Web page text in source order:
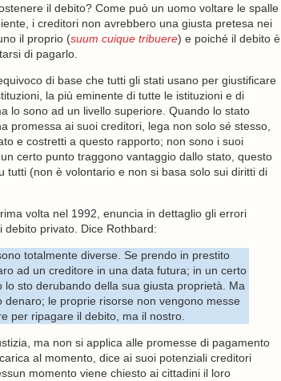
il debito? Come può un uomo voltare le spalle
i creditori non avrebbero una giusta pretesa nei
il proprio (suum cuique tribuere) e poiché il debito è
di pagarlo.
di base che tutti gli stati usano per giustificare
la più eminente di tutte le istituzioni e di
lo sono ad un livello superiore. Quando lo stato
promessa ai suoi creditori, lega non solo sé stesso,
e costretti a questo rapporto; non sono i suoi
certo punto traggono vantaggio dallo stato, questo
(non è volontario e non si basa solo sui diritti di
volta nel 1992, enuncia in dettaglio gli errori
privato. Dice Rothbard:
totalmente diverse. Se prendo in prestito
ad un creditore in una data futura; in un certo
sto derubando della sua giusta proprietà. Ma
le proprie risorse non vengono messe
per ripagare il debito, ma il nostro.
ma non si applica alle promesse di pagamento
al momento, dice ai suoi potenziali creditori
momento viene chiesto ai cittadini il loro